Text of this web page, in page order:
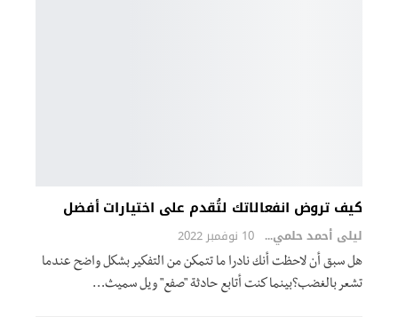
كيف تروض انفعالاتك لتُقدم على اختيارات أفضل
ليلى أحمد حلمي 10 نوفمبر 2022
هل سبق أن لاحظت أنك نادرا ما تتمكن من التفكير بشكل واضح عندما
تشعر بالغضب؟بينما كنت أتابع حادثة "صفع" ويل سميث…